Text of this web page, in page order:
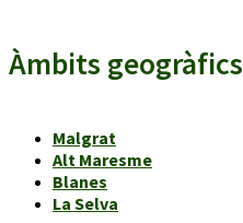
Àmbits geogràfics
Malgrat
Alt Maresme
Blanes
La Selva